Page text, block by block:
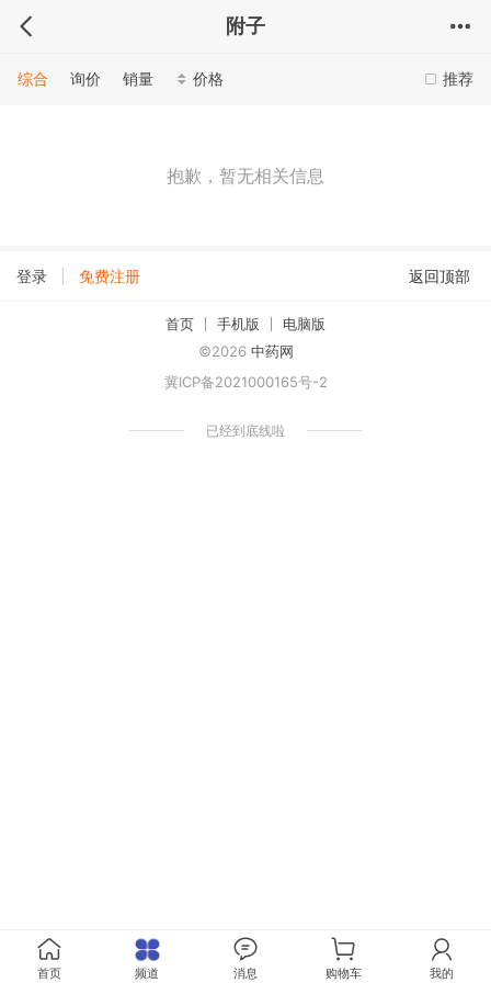
附子
推荐
综合 询价 销量 价格
抱歉，暂无相关信息
登录 免费注册 返回顶部
首页 手机版
电脑版
©2026 中药网
冀ICP备2021000165号-2
已经到底线啦
首页 频道 消息 购物车 我的